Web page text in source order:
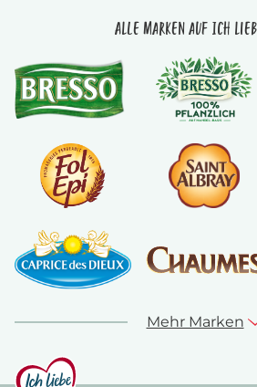
Alle Marken auf Ich
Mehr Marken